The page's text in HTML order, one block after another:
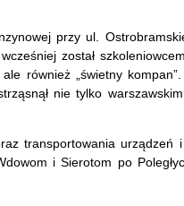
przy ul.
został
również „świetny
nie tylko warszawskim
transportowania urządzeń i
i Sierotom po